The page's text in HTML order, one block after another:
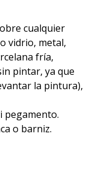
cualquier
vidrio, metal,
fría,
pintar, ya que
la pintura),
pegamento.
o barniz.